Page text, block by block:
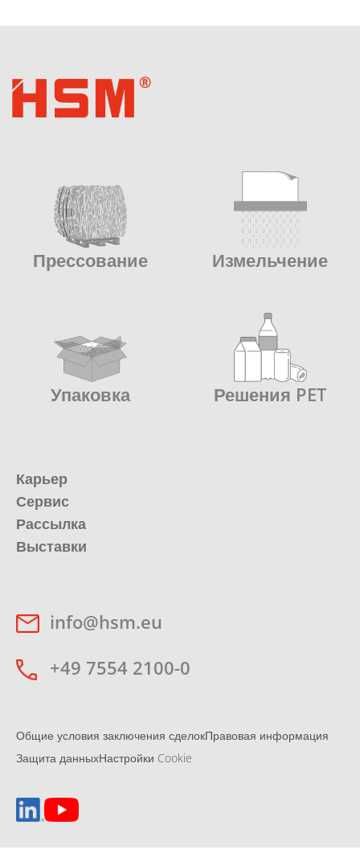
Прессование Измельчение
Упаковка Решения PET
Карьер
Сервис
Рассылка
Выставки
info@hsm.eu
+49 7554 2100-0
Общие условия заключения сделокПравовая информация
Защита данныхНастройки Cookie